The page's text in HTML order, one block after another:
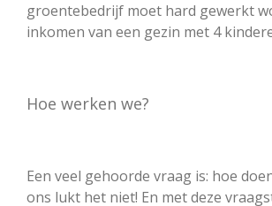
groentebedrijf moet hard gewerkt
inkomen van een gezin met 4
Hoe werken we?
Een veel gehoorde vraag is: hoe
ons lukt het niet! En met deze